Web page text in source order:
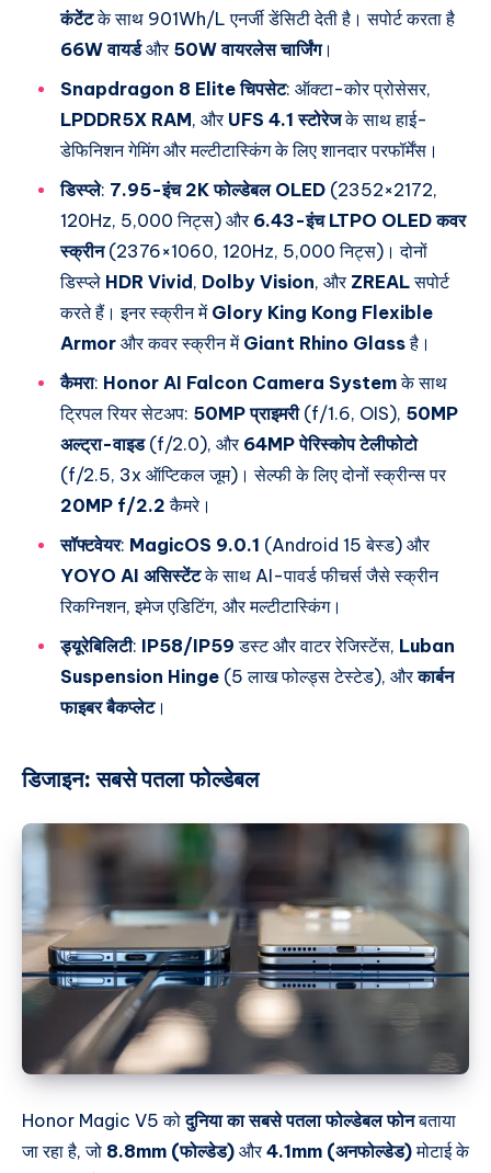
कंटेंटके साथ 901Wh/L एनर्जी डेंसिटी देती है। सपोर्ट करता है
66W वायर्डऔर 50W वायरलेस चार्जिंग।
Snapdragon 8 Elite चिपसेट: ऑक्टा-कोर प्रोसेसर,
LPDDR5X RAM, और UFS 4.1 स्टोरेजके साथ हाई-
डेफिनिशन गेमिंग और मल्टीटास्किंग के लिए शानदार परफॉर्मेंस।
डिस्प्ले: 7.95-इंच 2K फोल्डेबल OLED (2352×2172,
120Hz, 5,000 निट्स) और 6.43-इंच LTPO OLED कवर
स्क्रीन(2376×1060, 120Hz, 5,000 निट्स)। दोनों
डिस्प्ले HDR Vivid, Dolby Vision, और ZREALसपोर्ट
करते हैं। इनर स्क्रीन में Glory King Kong Flexible
Armor और कवर स्क्रीन में Giant Rhino Glassहै।
कैमरा: Honor AI Falcon Camera Systemके साथ
ट्रिपल रियर सेटअप: 50MP प्राइमरी(f/1.6, OIS), 50MP
अल्ट्रा-वाइड(f/2.0), और 64MP पेरिस्कोप टेलीफोटो
(f/2.5, 3x ऑप्टिकल जूम)। सेल्फी के लिए दोनों स्क्रीन्स पर
20MP f/2.2 कैमरे।
सॉफ्टवेयर: MagicOS 9.0.1 (Android 15 बेस्ड) और
YOYO AI असिस्टेंटके साथ AI-पावर्ड फीचर्स जैसे स्क्रीन
रिकग्निशन, इमेज एडिटिंग, और मल्टीटास्किंग।
ड्यूरेबिलिटी: IP58/IP59 डस्ट और वाटर रेजिस्टेंस, Luban
Suspension Hinge (5 लाख फोल्ड्स टेस्टेड), औरकार्बन
फाइबर बैकप्लेट।
डिजाइन:सबसे पतला फोल्डेबल
Honor Magic V5 कोदुनिया का सबसे पतला फोल्डेबल फोनबताया
जा रहा है, जो 8.8mm (फोल्डेड) और4.1mm (अनफोल्डेड)मोटाई के